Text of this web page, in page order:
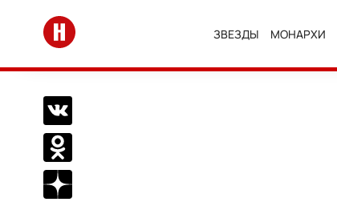
Перейти на главную
ЗВЕЗДЫ МОНАРХИ
Поделиться Вконтакте
Поделиться в Одноклассниках
Подписаться на нас в Дзен